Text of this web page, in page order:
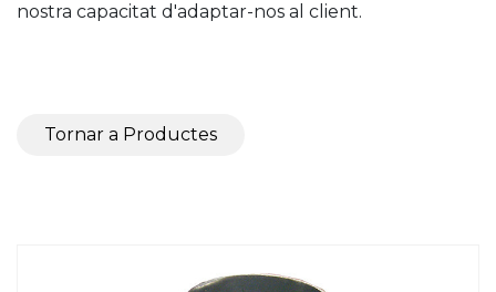
nostra capacitat d'adaptar-nos al client.
Tornar a Productes